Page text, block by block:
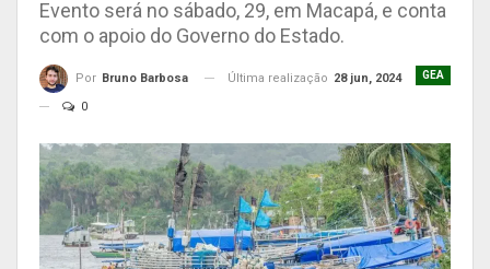
Evento será no sábado, 29, em Macapá, e conta
com o apoio do Governo do Estado.
GEA
Por Bruno Barbosa Última realização 28 jun, 2024
0